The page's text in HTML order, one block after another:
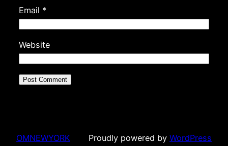
Email *
Website
OMNEWYORK Proudly powered by WordPress